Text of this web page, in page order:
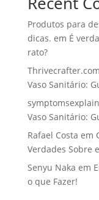
Produtos para
dicas. em É
rato?
Thrivecrafter.com
Vaso Sanitário:
symptomsexplain
Vaso Sanitário:
Rafael Costa em
Verdades Sobre
Senyu Naka em
o que Fazer!